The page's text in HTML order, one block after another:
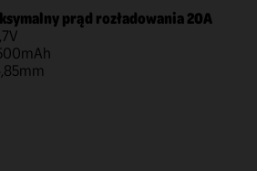
prąd rozładowania 20A